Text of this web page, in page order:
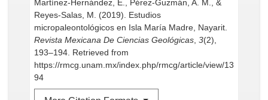
Martínez-Hernández, E., Pérez-Guzmán, A. M., &
Reyes-Salas, M. (2019). Estudios
micropaleontológicos en Isla María Madre, Nayarit.
Revista Mexicana De Ciencias Geológicas, 3(2),
193–194. Retrieved from
https://rmcg.unam.mx/index.php/rmcg/article/view/13
94